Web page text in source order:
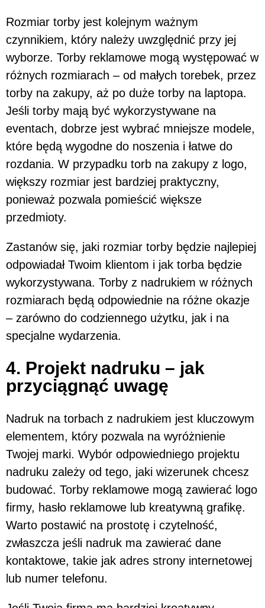
Rozmiar torby jest kolejnym ważnym
czynnikiem, który należy uwzględnić przy jej
wyborze. Torby reklamowe mogą występować w
różnych rozmiarach – od małych torebek, przez
torby na zakupy, aż po duże torby na laptopa.
Jeśli torby mają być wykorzystywane na
eventach, dobrze jest wybrać mniejsze modele,
które będą wygodne do noszenia i łatwe do
rozdania. W przypadku torb na zakupy z logo,
większy rozmiar jest bardziej praktyczny,
ponieważ pozwala pomieścić większe
przedmioty.
Zastanów się, jaki rozmiar torby będzie najlepiej
odpowiadał Twoim klientom i jak torba będzie
wykorzystywana. Torby z nadrukiem w różnych
rozmiarach będą odpowiednie na różne okazje
– zarówno do codziennego użytku, jak i na
specjalne wydarzenia.
4. Projekt nadruku – jak
przyciągnąć uwagę
Nadruk na torbach z nadrukiem jest kluczowym
elementem, który pozwala na wyróżnienie
Twojej marki. Wybór odpowiedniego projektu
nadruku zależy od tego, jaki wizerunek chcesz
budować. Torby reklamowe mogą zawierać logo
firmy, hasło reklamowe lub kreatywną grafikę.
Warto postawić na prostotę i czytelność,
zwłaszcza jeśli nadruk ma zawierać dane
kontaktowe, takie jak adres strony internetowej
lub numer telefonu.